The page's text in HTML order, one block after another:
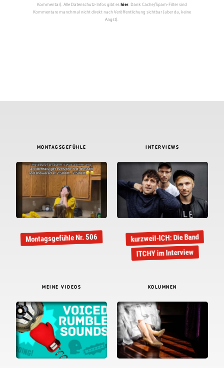
Kommentar). Alle Datenschutz-Infos gibt eshier. Dank Cache/Spam-Filter sind
Kommentare manchmal nicht direkt nach Veröffentlichung sichtbar (aber da, keine
Angst).
MONTAGSGEFÜHLE
Montagsgefühle Nr. 506
INTERVIEWS
kurzweil-ICH: Die Band
ITCHY im Interview
MEINE VIDEOS KOLUMNEN